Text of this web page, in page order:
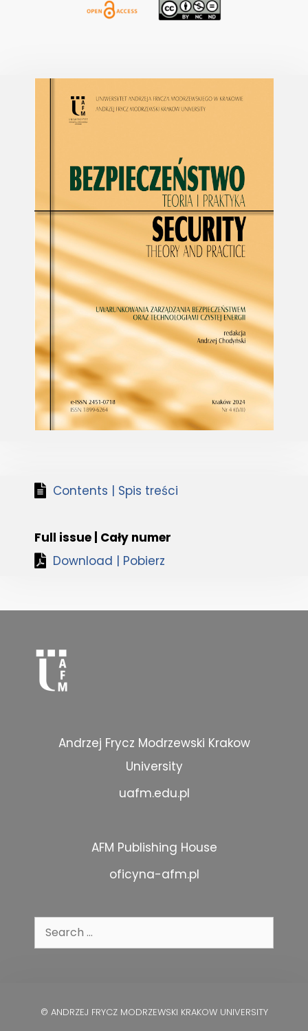
Contents | Spis treści
Full issue | Cały numer
Download | Pobierz
Andrzej Frycz Modrzewski Krakow
University
uafm.edu.pl
AFM Publishing House
oficyna-afm.pl
Search
for:
© ANDRZEJ FRYCZ MODRZEWSKI KRAKOW UNIVERSITY